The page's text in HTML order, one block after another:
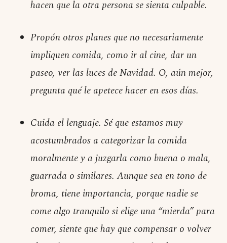
hacen que la otra persona se sienta culpable.
Propón otros planes que no necesariamente
impliquen comida, como ir al cine, dar un
paseo, ver las luces de Navidad. O, aún mejor,
pregunta qué le apetece hacer en esos días.
Cuida el lenguaje. Sé que estamos muy
acostumbrados a categorizar la comida
moralmente y a juzgarla como buena o mala,
guarrada o similares. Aunque sea en tono de
broma, tiene importancia, porque nadie se
come algo tranquilo si elige una “mierda” para
comer, siente que hay que compensar o volver